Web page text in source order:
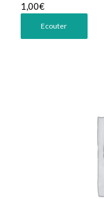
1,00€
Ecouter